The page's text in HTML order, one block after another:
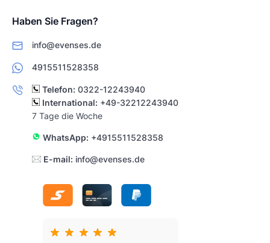
Haben Sie Fragen?
info@evenses.de
4915511528358
Telefon: 0322-12243940
International: +49-32212243940
7 Tage die Woche
WhatsApp: +4915511528358
E-mail: info@evenses.de